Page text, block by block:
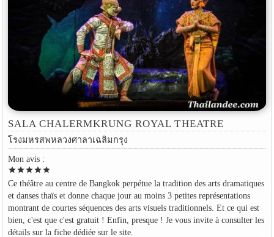
SALA CHALERMKRUNG ROYAL THEATRE
โรงมหรสพหลวงศาลาเฉลิมกรุง
Mon avis :
starstarstarstarstar
Ce théâtre au centre de Bangkok perpétue la tradition des arts dramatiques
et danses thaïs et donne chaque jour au moins 3 petites représentations
montrant de courtes séquences des arts visuels traditionnels. Et ce qui est
bien, c'est que c'est gratuit ! Enfin, presque ! Je vous invite à consulter les
détails sur la fiche dédiée sur le site.